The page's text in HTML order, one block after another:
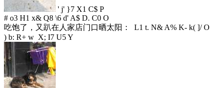
' j' }7 X1 C$ P
# o3 H1 x& Q8 \6 d' A$ D. C0 O
吃饱了，又趴在人家店门口晒太阳：
L1 t. N& A% K- k( ]/ O
) b: R+ w X; I7 U5 Y